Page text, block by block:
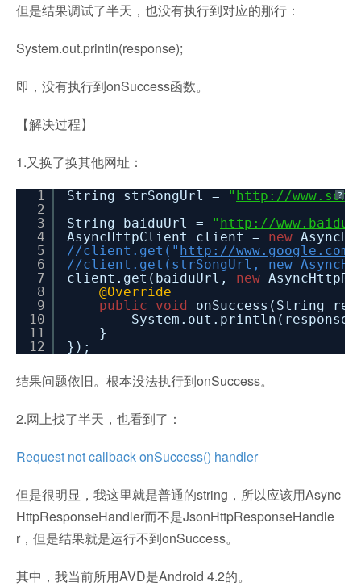
但是结果调试了半天，也没有执行到对应的那行：
System.out.println(response);
即，没有执行到onSuccess函数。
【解决过程】
1.又换了换其他网址：
?
1
2
3
4
5
6
7
8
9
10
11
12
String strSongUrl = " http://
String baiduUrl =
" http://
AsyncHttpClient client = new
//client.get(" http://www.google.com
//client.get(strSongUrl, new
client.get(baiduUrl, new
@Override
public
void
onSuccess(String
}
});
结果问题依旧。根本没法执行到onSuccess。
2.网上找了半天，也看到了：
Request not callback onSuccess() handler
但是很明显，我这里就是普通的string，所以应该用Async
HttpResponseHandler而不是JsonHttpResponseHandle
r，但是结果就是运行不到onSuccess。
其中，我当前所用AVD是Android 4.2的。